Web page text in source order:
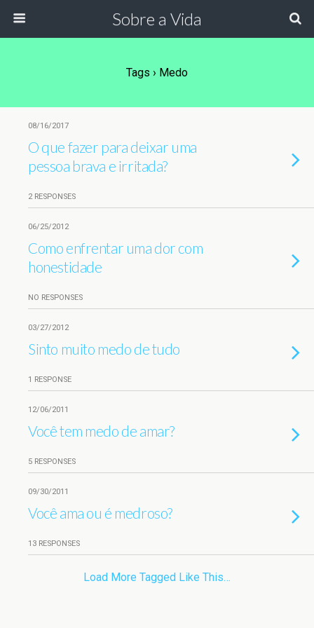
Sobre a Vida
Tags › Medo
08/16/2017
O que fazer para deixar uma
pessoa brava e irritada?
2 RESPONSES
06/25/2012
Como enfrentar uma dor com
honestidade
NO RESPONSES
03/27/2012
Sinto muito medo de tudo
1 RESPONSE
12/06/2011
Você tem medo de amar?
5 RESPONSES
09/30/2011
Você ama ou é medroso?
13 RESPONSES
Load More Tagged Like This…